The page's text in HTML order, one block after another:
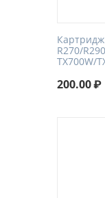
Картридж
R270/
TX700W/
200.00₽